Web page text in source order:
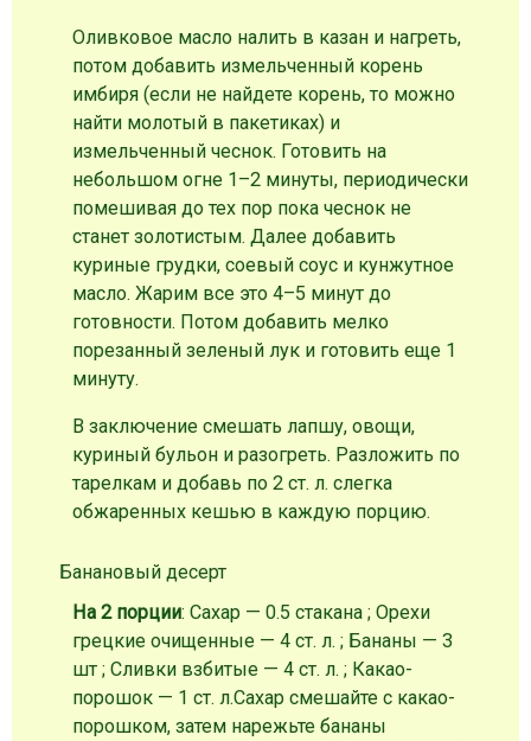
Оливковое масло налить в казан и нагреть,
потом добавить измельченный корень
имбиря (если не найдете корень, то можно
найти молотый в пакетиках) и
измельченный чеснок. Готовить на
небольшом огне 1–2 минуты, периодически
помешивая до тех пор пока чеснок не
станет золотистым. Далее добавить
куриные грудки, соевый соус и кунжутное
масло. Жарим все это 4–5 минут до
готовности. Потом добавить мелко
порезанный зеленый лук и готовить еще 1
минуту.
В заключение смешать лапшу, овощи,
куриный бульон и разогреть. Разложить по
тарелкам и добавь по 2 ст. л. слегка
обжаренных кешью в каждую порцию.
Банановый десерт
На 2 порции: Сахар — 0.5 стакана ; Орехи
грецкие очищенные — 4 ст. л. ; Бананы — 3
шт ; Сливки взбитые — 4 ст. л. ; Какао-
порошок — 1 ст. л.Сахар смешайте с какао-
порошком, затем нарежьте бананы